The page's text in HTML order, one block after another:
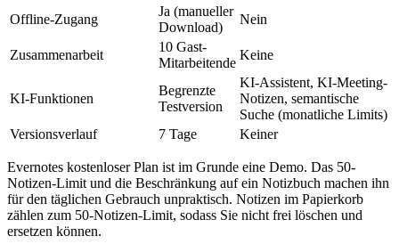
Offline-Zugang
Ja (manueller
Download)
Nein
Zusammenarbeit
10 Gast-
Mitarbeitende
Keine
KI-Funktionen
Begrenzte
Testversion
KI-Assistent, KI-Meeting-
Notizen, semantische
Suche (monatliche Limits)
Versionsverlauf
7 Tage Keiner
Evernotes kostenloser Plan ist im Grunde eine Demo. Das 50-
Notizen-Limit und die Beschränkung auf ein Notizbuch machen ihn
für den täglichen Gebrauch unpraktisch. Notizen im Papierkorb
zählen zum 50-Notizen-Limit, sodass Sie nicht frei löschen und
ersetzen können.